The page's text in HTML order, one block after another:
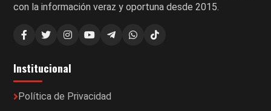
con la información veraz y oportuna desde 2015.
Institucional
Política de Privacidad